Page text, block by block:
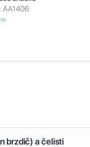
AA1406
brzdič) a čelisti